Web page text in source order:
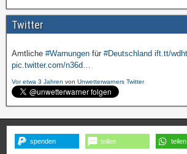
Twitter
pic.twitter.com/cmFX…
Vor etwa 3 Jahren
pic.twitter.com/n36d…
spenden teilen teilen